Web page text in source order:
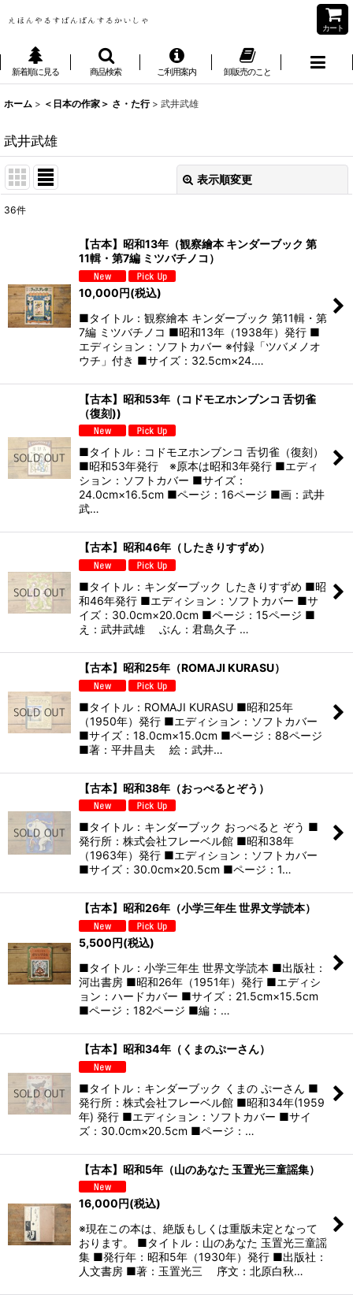
カート
新着順に見る 商品検索 ご利用案内 卸販売のこと
ホーム > ＜日本の作家＞ さ・た行 > 武井武雄
武井武雄
表示順変更
絞り込む
36件
【古本】昭和13年（観察繪本 キンダーブック 第
11輯・第7編 ミツバチノコ）
10,000円(税込)
■タイトル：観察繪本 キンダーブック 第11輯・第
7編 ミツバチノコ ■昭和13年（1938年）発行 ■
エディション：ソフトカバー ※付録「ツバメノオ
ウチ」付き ■サイズ：32.5cm×24.…
【古本】昭和53年（コドモヱホンブンコ 舌切雀
（復刻))
■タイトル：コドモヱホンブンコ 舌切雀（復刻）
■昭和53年発行 ※原本は昭和3年発行 ■エディ
ション：ソフトカバー ■サイズ：
24.0cm×16.5cm ■ページ：16ページ ■画：武井
武…
【古本】昭和46年（したきりすずめ）
■タイトル：キンダーブック したきりすずめ ■昭
和46年発行 ■エディション：ソフトカバー ■サ
イズ：30.0cm×20.0cm ■ページ：15ページ ■
え：武井武雄 ぶん：君島久子 …
【古本】昭和25年（ROMAJI KURASU）
■タイトル：ROMAJI KURASU ■昭和25年
（1950年）発行 ■エディション：ソフトカバー
■サイズ：18.0cm×15.0cm ■ページ：88ページ
■著：平井昌夫 絵：武井…
【古本】昭和38年（おっぺるとぞう）
■タイトル：キンダーブック おっぺると ぞう ■
発行所：株式会社フレーベル館 ■昭和38年
（1963年）発行 ■エディション：ソフトカバー
■サイズ：30.0cm×20.5cm ■ページ：1…
【古本】昭和26年（小学三年生 世界文学読本）
5,500円(税込)
■タイトル：小学三年生 世界文学読本 ■出版社：
河出書房 ■昭和26年（1951年）発行 ■エディシ
ョン：ハードカバー ■サイズ：21.5cm×15.5cm
■ページ：182ページ ■編：…
【古本】昭和34年（くまのぷーさん）
■タイトル：キンダーブック くまの ぷーさん ■
発行所：株式会社フレーベル館 ■昭和34年(1959
年) 発行 ■エディション：ソフトカバー ■サイ
ズ：30.0cm×20.5cm ■ページ：…
【古本】昭和5年（山のあなた 玉置光三童謡集）
16,000円(税込)
※現在この本は、絶版もしくは重版未定となって
おります。 ■タイトル：山のあなた 玉置光三童謡
集 ■発行年：昭和5年（1930年）発行 ■出版社：
人文書房 ■著：玉置光三 序文：北原白秋…